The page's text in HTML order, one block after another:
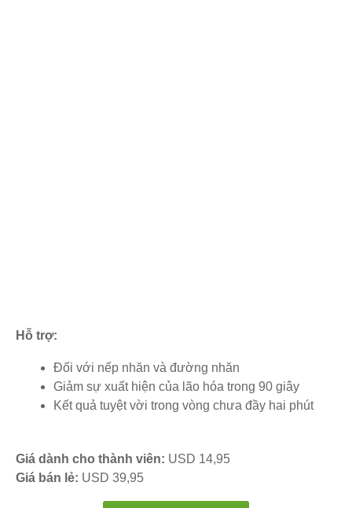
Hỗ trợ:
Đối với nếp nhăn và đường nhăn
Giảm sự xuất hiện của lão hóa trong 90 giây
Kết quả tuyệt vời trong vòng chưa đầy hai phút
Giá dành cho thành viên: USD 14,95
Giá bán lẻ: USD 39,95